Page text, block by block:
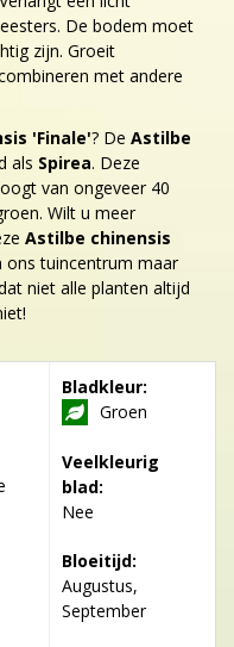
De bodem moet
zijn. Groeit
met andere
'Finale'? De Astilbe
als Spirea. Deze
van ongeveer 40
Wilt u meer
Astilbe chinensis
ons tuincentrum maar
niet alle planten altijd
Bladkleur:
Groen
Veelkleurig
blad:
Nee
Bloeitijd:
Augustus,
September